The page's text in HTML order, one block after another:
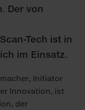
Der von
Tech ist in
im Einsatz.
Initiator
Innovation, ist
der